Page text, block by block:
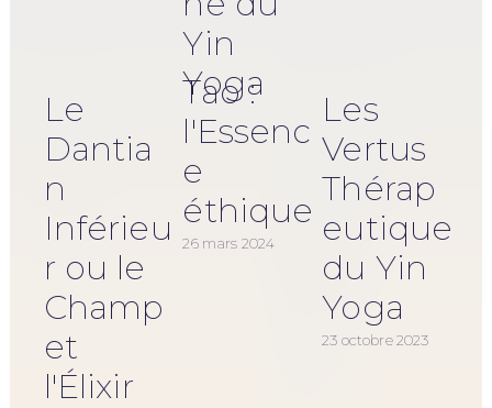
Yin
Yoga
Le
Dantia
n
Inférieu
r ou le
Champ
et
l'Élixir
Tao :
l'Essenc
e
éthique
26 mars 2024
Les
Vertus
Thérap
eutique
du Yin
Yoga
23 octobre 2023